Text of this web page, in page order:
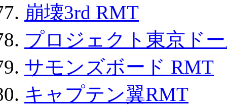
崩壊3rd RMT
プロジェクト東京ド
サモンズボード RMT
キャプテン翼RMT